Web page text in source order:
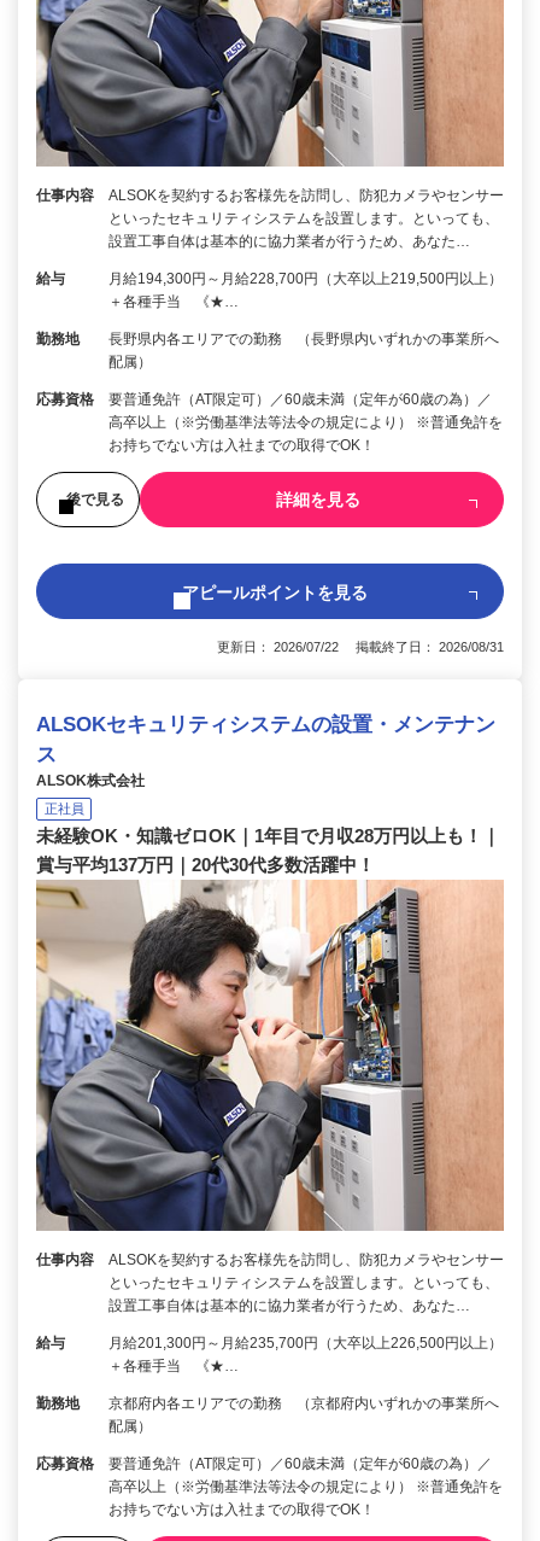
仕事内容
ALSOKを契約するお客様先を訪問し、防犯カメラやセンサー
といったセキュリティシステムを設置します。といっても、
設置工事自体は基本的に協力業者が行うため、あなた…
給与
月給194,300円～月給228,700円（大卒以上219,500円以上）
＋各種手当 《★…
勤務地
長野県内各エリアでの勤務 （長野県内いずれかの事業所へ
配属）
応募資格
要普通免許（AT限定可）／60歳未満（定年が60歳の為）／
高卒以上（※労働基準法等法令の規定により） ※普通免許を
お持ちでない方は入社までの取得でOK！
後で見る 詳細を見る
アピールポイントを見る
更新日： 2026/07/22 掲載終了日： 2026/08/31
ALSOKセキュリティシステムの設置・メンテナン
ス
ALSOK株式会社
正社員
未経験OK・知識ゼロOK｜1年目で月収28万円以上も！｜
賞与平均137万円｜20代30代多数活躍中！
仕事内容
ALSOKを契約するお客様先を訪問し、防犯カメラやセンサー
といったセキュリティシステムを設置します。といっても、
設置工事自体は基本的に協力業者が行うため、あなた…
給与
月給201,300円～月給235,700円（大卒以上226,500円以上）
＋各種手当 《★…
勤務地
京都府内各エリアでの勤務 （京都府内いずれかの事業所へ
配属）
応募資格
要普通免許（AT限定可）／60歳未満（定年が60歳の為）／
高卒以上（※労働基準法等法令の規定により） ※普通免許を
お持ちでない方は入社までの取得でOK！